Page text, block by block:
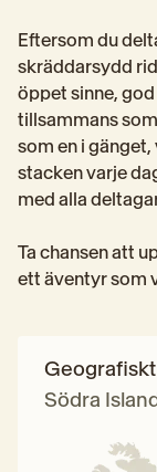
Eftersom du
skräddarsydd
öppet sinne,
tillsammans
som en i
stacken varje
med alla
Ta chansen att
ett äventyr som
Södra